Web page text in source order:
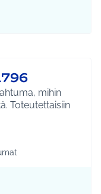
mihin
Toteutettaisiin
Tuusula
mukaan: Kulttuuri ja